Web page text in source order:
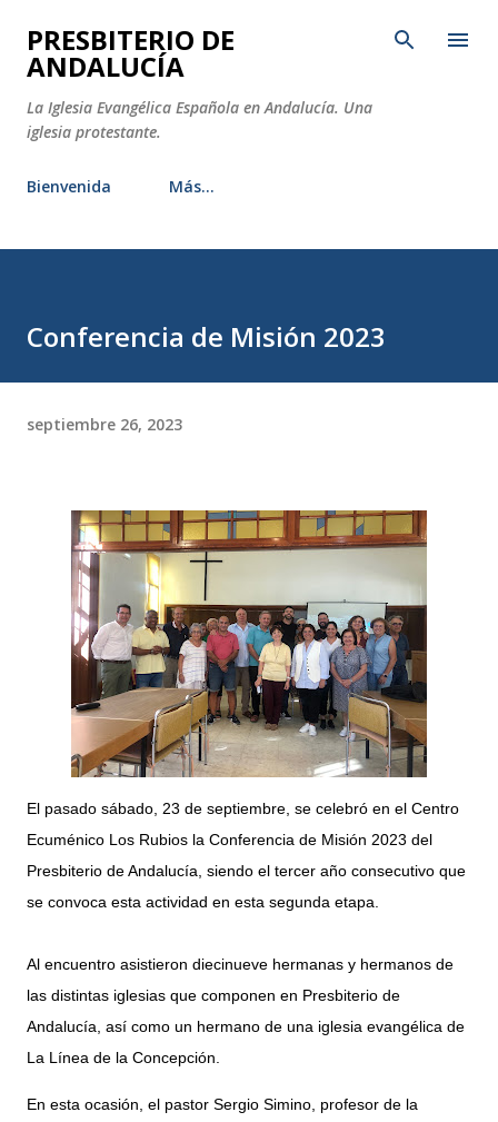
Ir al contenido principal
PRESBITERIO DE
ANDALUCÍA
La Iglesia Evangélica Española en Andalucía. Una
iglesia protestante.
Bienvenida Más…
Conferencia de Misión 2023
septiembre 26, 2023
El pasado sábado, 23 de septiembre, se celebró en el Centro
Ecuménico Los Rubios la Conferencia de Misión 2023 del
Presbiterio de Andalucía, siendo el tercer año consecutivo que
se convoca esta actividad en esta segunda etapa.
Al encuentro asistieron diecinueve hermanas y hermanos de
las distintas iglesias que componen en Presbiterio de
Andalucía, así como un hermano de una iglesia evangélica de
La Línea de la Concepción.
En esta ocasión, el pastor Sergio Simino, profesor de la